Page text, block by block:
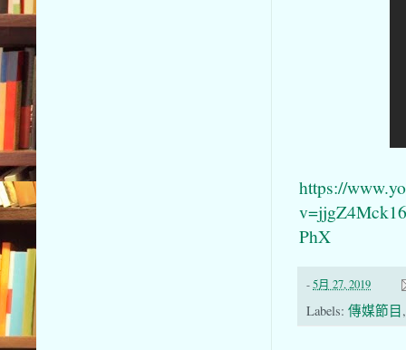
https://
PhX
-5月 27, 2019
Labels: 傳媒節目